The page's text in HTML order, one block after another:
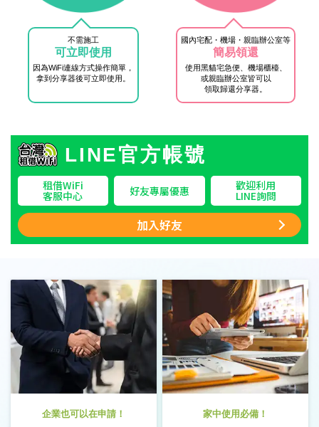
不需施工
可立即使用
因為WiFi連線方式操作簡單，
拿到分享器後可立即使用。
國內宅配・機場・親臨辦公室等
簡易領還
使用黑貓宅急便、機場櫃檯、
或親臨辦公室皆可以
領取歸還分享器。
LINE官方帳號
租借WiFi
客服中心 好友專屬優惠 歡迎利用
LINE詢問
加入好友
企業也可以在申請！ 家中使用必備！